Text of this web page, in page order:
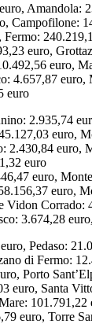
Amandola:
Campofilone:
Fermo:
euro,
euro,
4.657,87 euro,
euro
2.935,74
euro,
2.430,84 euro,
euro
euro,
euro,
Vidon Corrado:
3.674,28 euro,
Pedaso:
di Fermo:
Porto
euro, Santa
euro, Torre